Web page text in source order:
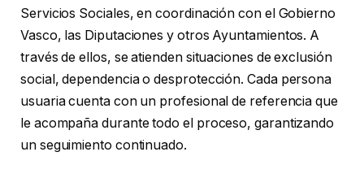
Servicios Sociales, en coordinación con el Gobierno
Vasco, las Diputaciones y otros Ayuntamientos. A
través de ellos, se atienden situaciones de exclusión
social, dependencia o desprotección. Cada persona
usuaria cuenta con un profesional de referencia que
le acompaña durante todo el proceso, garantizando
un seguimiento continuado.